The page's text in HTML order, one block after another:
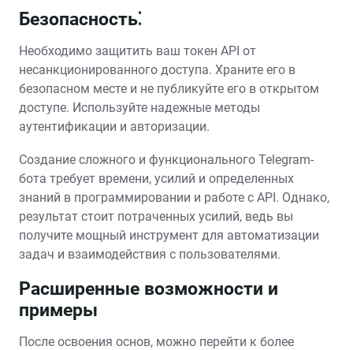
Безопасность⁚
Необходимо защитить ваш токен API от
несанкционированного доступа. Храните его в
безопасном месте и не публикуйте его в открытом
доступе. Используйте надежные методы
аутентификации и авторизации.
Создание сложного и функционального Telegram-
бота требует времени, усилий и определенных
знаний в программировании и работе с API. Однако,
результат стоит потраченных усилий, ведь вы
получите мощный инструмент для автоматизации
задач и взаимодействия с пользователями.
Расширенные возможности и
примеры
После освоения основ, можно перейти к более